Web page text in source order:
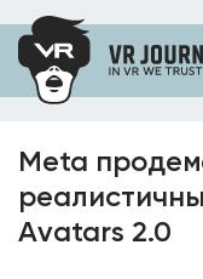
Meta
Avatars 2.0